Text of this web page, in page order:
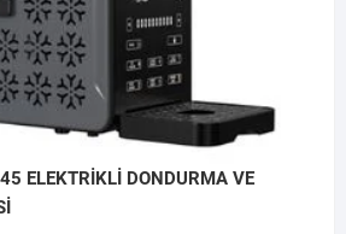
ELEKTRİKLİ DONDURMA VE